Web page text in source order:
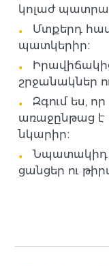
կոլաժ
Մտքերդ
պատկերիր։
շրջանակներ
Զգում ես,
առաջընթաց է
նկարիր։
Նպատակիդ
ցանցեր ու